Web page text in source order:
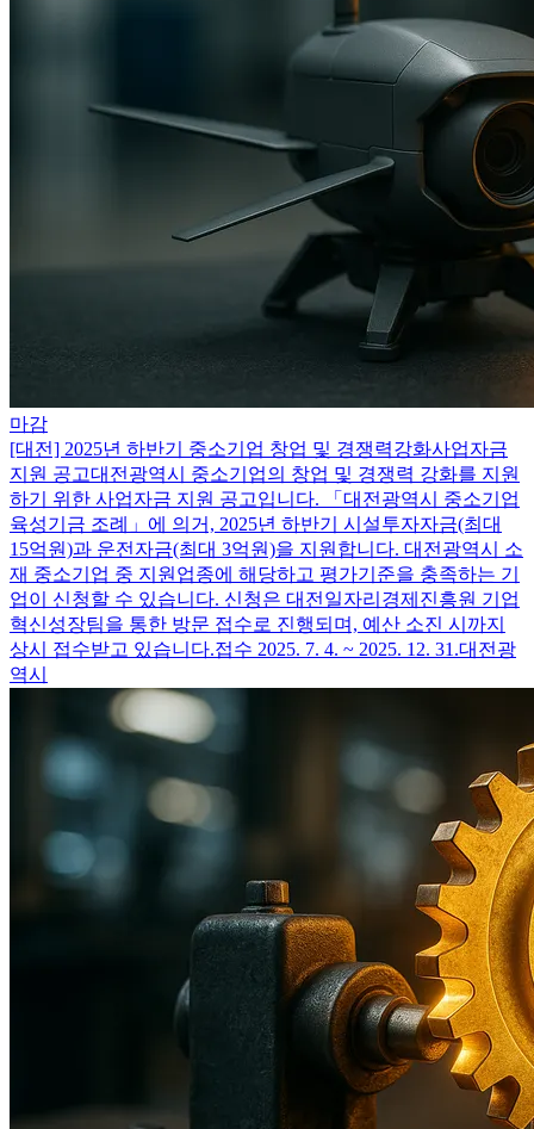
마감
[대전] 2025년 하반기 중소기업 창업 및 경쟁력강화사업자금
지원 공고대전광역시 중소기업의 창업 및 경쟁력 강화를 지원
하기 위한 사업자금 지원 공고입니다. 「대전광역시 중소기업
육성기금 조례」에 의거, 2025년 하반기 시설투자자금(최대
15억원)과 운전자금(최대 3억원)을 지원합니다. 대전광역시 소
재 중소기업 중 지원업종에 해당하고 평가기준을 충족하는 기
업이 신청할 수 있습니다. 신청은 대전일자리경제진흥원 기업
혁신성장팀을 통한 방문 접수로 진행되며, 예산 소진 시까지
상시 접수받고 있습니다.접수 2025. 7. 4. ~ 2025. 12. 31.대전광
역시